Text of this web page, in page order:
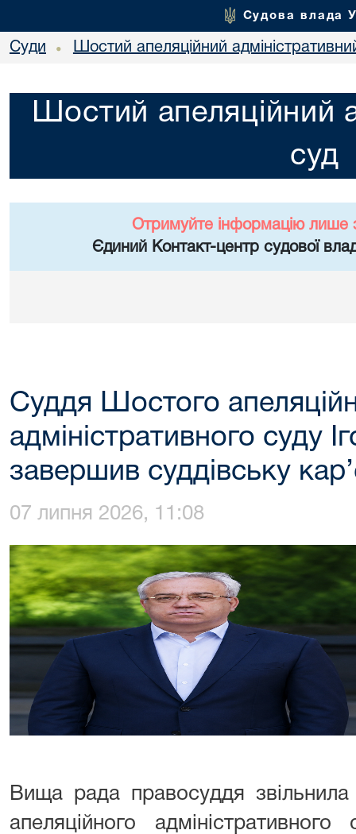
Судова влада
Суди • Шостий апеляційний
Шостий апеляційний
суд
Отримуйте інформацію лише
Єдиний Контакт-центр судової
Суддя Шостого
адміністративного суду
завершив суддівську
07 липня 2026, 11:08
Вища рада правосуддя
апеляційного